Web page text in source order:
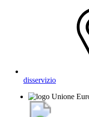
disservizio